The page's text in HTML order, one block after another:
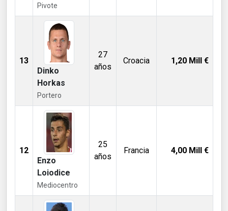
Pivote
13
Dinko
Horkas
Portero
27
años
Croacia 1,20 Mill €
12
Enzo
Loiodice
Mediocentro
25
años
Francia 4,00 Mill €